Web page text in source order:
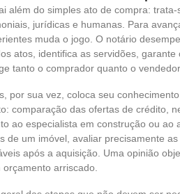
além do simples ato de compra:
jurídicas e humanas. Para
muda o jogo. O notário
atos, identifica as servidões,
tanto o comprador quanto o vendedor.
por sua vez, coloca seu
comparação das ofertas de crédito,
ao especialista em construção ou ao
de um imóvel, avaliar precisamente
após a aquisição. Uma opinião
arriscado.